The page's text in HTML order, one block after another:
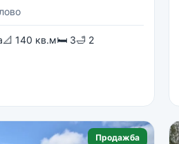
📐 140 кв.м🛏 3🛁 2
Продажба